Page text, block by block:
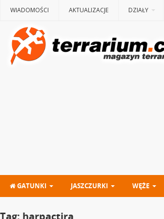
WIADOMOŚCI AKTUALIZACJE DZIAŁY
GATUNKI JASZCZURKI WĘŻE
Tag: harpactira